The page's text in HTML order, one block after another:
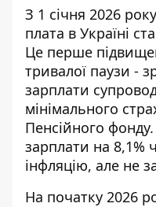
З 1 січня 2026
плата в Україні
Це перше
тривалої паузи -
зарплати
мінімального
Пенсійного
зарплати на 8,1%
інфляцію, але не
На початку 2026